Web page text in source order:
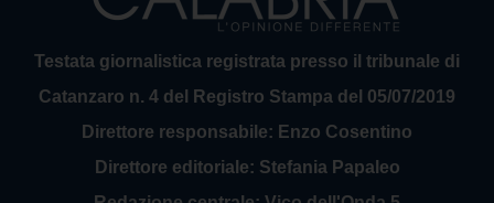
Testata giornalistica registrata presso il tribunale di
Catanzaro n. 4 del Registro Stampa del 05/07/2019
Direttore responsabile: Enzo Cosentino
Direttore editoriale: Stefania Papaleo